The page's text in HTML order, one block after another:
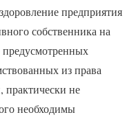
предприятия
собственника на
из права
практически не
необходимы